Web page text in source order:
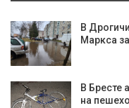
В
Маркса
В Бресте
на